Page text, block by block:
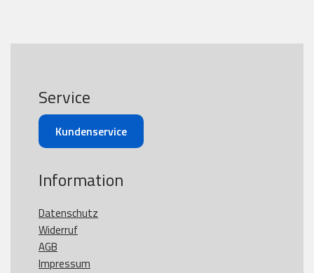
Service
Kundenservice
Information
Datenschutz
Widerruf
AGB
Impressum